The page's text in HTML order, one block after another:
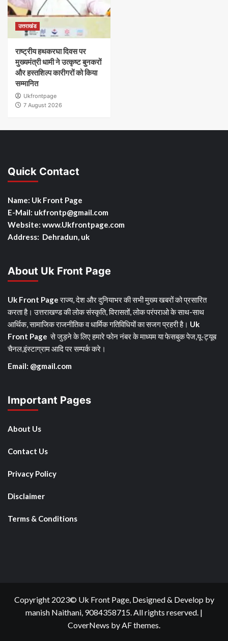
उत्तराखंड
राष्ट्रीय हथकरघा दिवस पर
मुख्यमंत्री धामी ने उत्कृष्ट बुनकरों
और हस्तशिल्प कारीगरों को किया
सम्मानित
Ukfrontpage
7 August 2026
Quick Contact
Name: Uk Front Page
E-Mail: ukfrontp@gmail.com
Website: www.Ukfrontpage.com
Address: Dehradun, uk
About Uk Front Page
Uk Front Pageराज्य, देश और दुनियाभर की सभी मुख्य खबरों को प्रसारित
करता है। उत्तराखण्ड की लोक संस्कृति, विरासतों, लोक परंपराओ के साथ-साथ
आर्थिक, सामाजिक राजनीतिक व धार्मिक गतिविधियों का सजग प्रहरी है। Uk
Front Page से जुड़ने के लिए हमारे फोन नंबर के माध्यम या फेसबुक पेज,यू-ट्यूब
चैनल,इंस्टाग्राम आदि पर सम्पर्क करे।
Email: @gmail.com
Important Pages
About Us
Contact Us
Privacy Policy
Disclaimer
Terms & Conditions
Copyright 2023© Uk Front Page, Designed & Develop by
manish Naithani, 9084358715. All rights reserved. |
CoverNews by AF themes.